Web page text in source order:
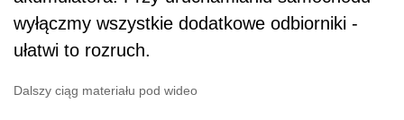
wyłączmy wszystkie dodatkowe odbiorniki -
ułatwi to rozruch.
Dalszy ciąg materiału pod wideo